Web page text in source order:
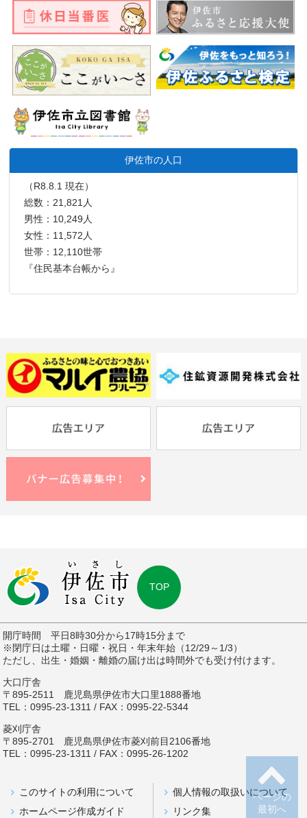
伊佐市の人口
（R8.8.1 現在）
総数：21,821人
男性：10,249人
女性：11,572人
世帯：12,110世帯
『住民基本台帳から』
ページの
最初へ
TOP
開庁時間 平日8時30分から17時15分まで
※閉庁日は土曜・日曜・祝日・年末年始（12/29～1/3）
ただし、出生・婚姻・離婚の届け出は時間外でも受け付けます。
大口庁舎
〒895-2511 鹿児島県伊佐市大口里1888番地
TEL：0995-23-1311 / FAX：0995-22-5344
菱刈庁舎
〒895-2701 鹿児島県伊佐市菱刈前目2106番地
TEL：0995-23-1311 / FAX：0995-26-1202
このサイトの利用について
個人情報の取扱いについて
ホームページ作成ガイド
リンク集